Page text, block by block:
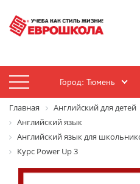
Город: Тюмень
Главная Английский для детей
Английский язык
Английский язык для
Курс Power Up 3